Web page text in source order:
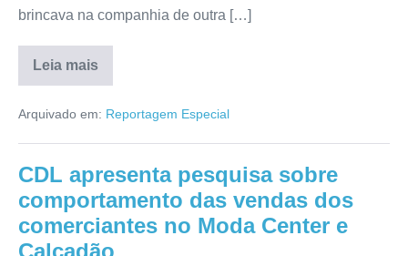
brincava na companhia de outra […]
Leia mais
Arquivado em: Reportagem Especial
CDL apresenta pesquisa sobre
comportamento das vendas dos
comerciantes no Moda Center e